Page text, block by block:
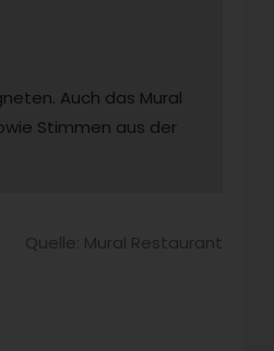
Auch das Mural
Stimmen aus der
Quelle: Mural Restaurant